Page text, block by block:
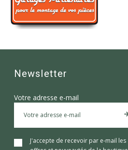
Newsletter
Votre adresse e-mail
J'accepte de recevoir par e-mail les